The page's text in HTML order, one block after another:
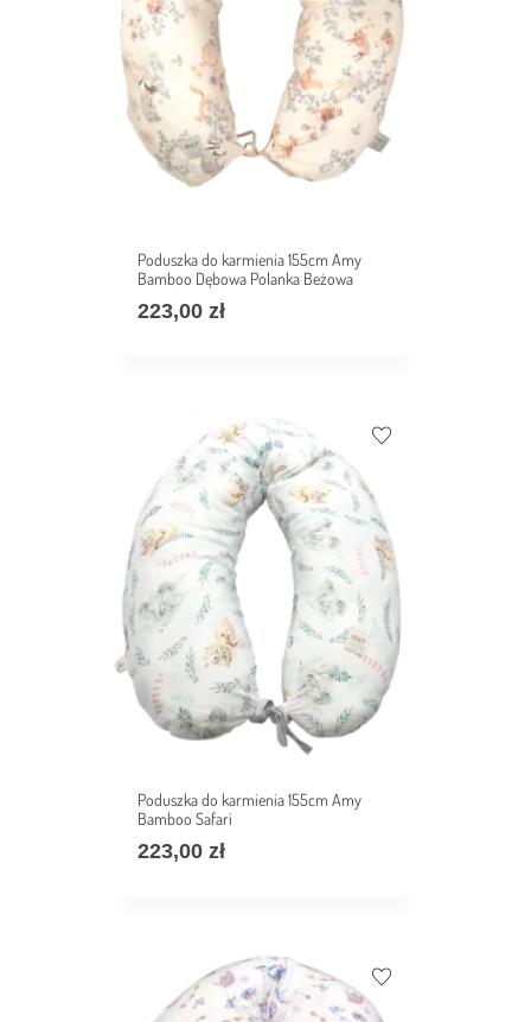
Poduszka do karmienia 155cm Amy
Bamboo Dębowa Polanka Beżowa
223,00 zł
Poduszka do karmienia 155cm Amy
Bamboo Safari
223,00 zł